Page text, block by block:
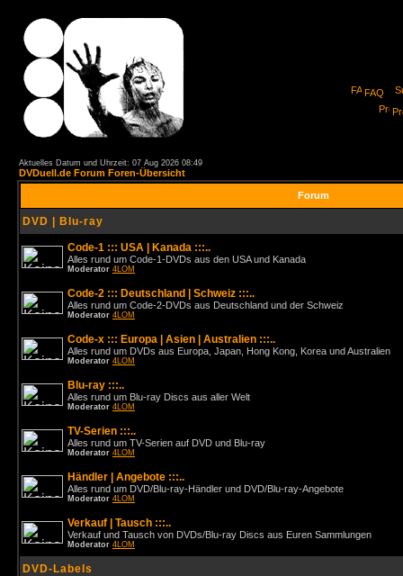
FAQ
Aktuelles Datum und Uhrzeit: 07 Aug 2026 08:49
DVDuell.de Forum Foren-Übersicht
Forum
DVD | Blu-ray
Code-1 ::: USA | Kanada :::..
Alles rund um Code-1-DVDs aus den USA und Kanada
Moderator 4LOM
Code-2 ::: Deutschland | Schweiz :::..
Alles rund um Code-2-DVDs aus Deutschland und der Schweiz
Moderator 4LOM
Code-x ::: Europa | Asien | Australien :::..
Alles rund um DVDs aus Europa, Japan, Hong Kong, Korea und Australien
Moderator 4LOM
Blu-ray :::..
Alles rund um Blu-ray Discs aus aller Welt
Moderator 4LOM
TV-Serien :::..
Alles rund um TV-Serien auf DVD und Blu-ray
Moderator 4LOM
Händler | Angebote :::..
Alles rund um DVD/Blu-ray-Händler und DVD/Blu-ray-Angebote
Moderator 4LOM
Verkauf | Tausch :::..
Verkauf und Tausch von DVDs/Blu-ray Discs aus Euren Sammlungen
Moderator 4LOM
DVD-Labels